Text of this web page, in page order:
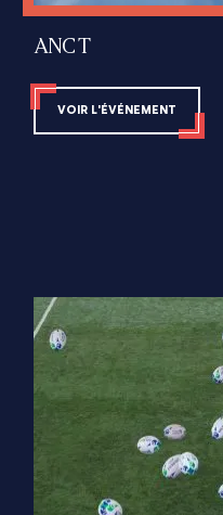
Allianz Partners
ANCT
VOIR L'ÉVÉNEMENT